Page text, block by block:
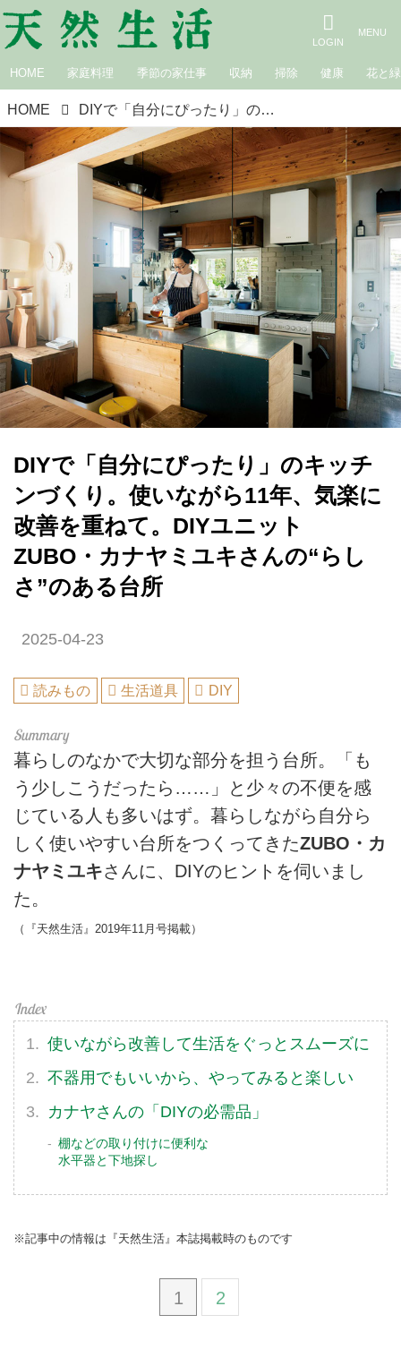
HOME 家庭料理 季節の家仕事 収納 掃除 健康 花と緑
HOME DIYで「自分にぴったり」のキッチンづくり。使いながら11年、気楽に改善を重ねて。DIYユニットZUBO・カナヤミユキさんの“らしさ”のある台所
DIYで「自分にぴったり」のキッチ
ンづくり。使いながら11年、気楽に
改善を重ねて。DIYユニット
ZUBO・カナヤミユキさんの“らし
さ”のある台所
2025-04-23
読みもの 生活道具 DIY
暮らしのなかで大切な部分を担う台所。「も
う少しこうだったら……」と少々の不便を感
じている人も多いはず。暮らしながら自分ら
しく使いやすい台所をつくってきたZUBO・カ
ナヤミユキさんに、DIYのヒントを伺いまし
た。
（『天然生活』2019年11月号掲載）
使いながら改善して生活をぐっとスムーズに
不器用でもいいから、やってみると楽しい
カナヤさんの「DIYの必需品」
棚などの取り付けに便利な
水平器と下地探し
※記事中の情報は『天然生活』本誌掲載時のものです
1 2